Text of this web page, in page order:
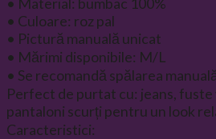
• Culoare: roz pal
• Pictură manuală unicat
• Mărimi disponibile: M/L
• Se recomandă spălarea
Perfect de purtat cu: jeans, fuste
pantaloni scurți pentru un look
Caracteristici: